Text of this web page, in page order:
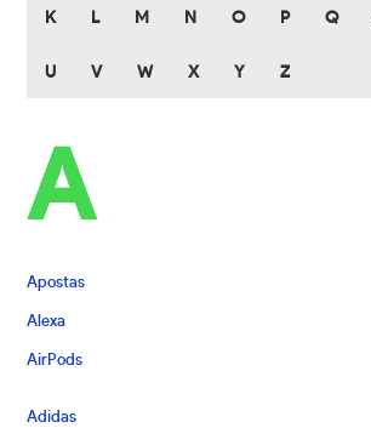
K L M N O P Q
U V W X Y Z
A
Apostas
Alexa
AirPods
Adidas